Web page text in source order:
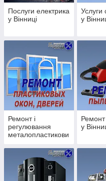
Дрібні
Установка люстр/бра/
Послуги електрика:
Викачка зливних ям;
Викачка туалетів;
Викачка біотуалетів;
Викачка вигрібних ям;
ПРАЦЮЄМО
З
Послуги електрика
у Вінниці
Услуги
у
Ремонт і
регулювання
металопластикови
Вінниці
Ремонт
у